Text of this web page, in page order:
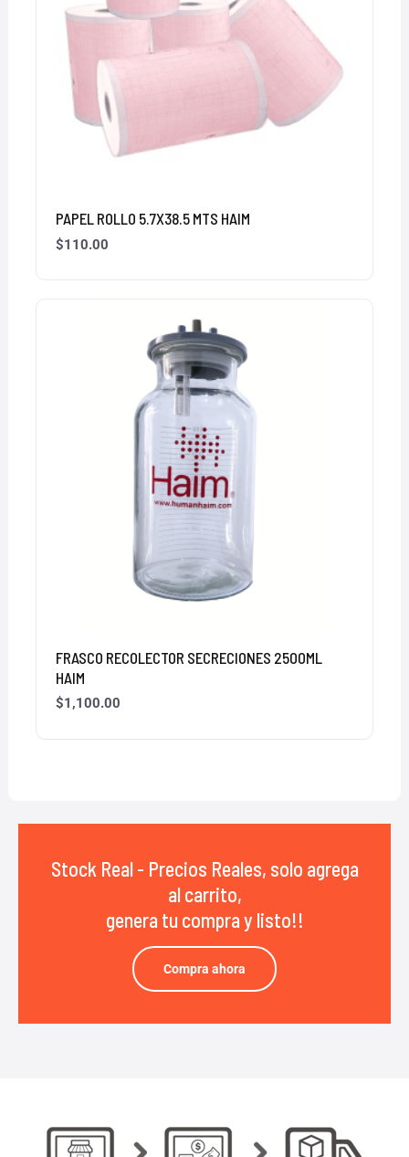
PAPEL ROLLO 5.7X38.5 MTS HAIM
$110.00
FRASCO RECOLECTOR SECRECIONES 2500ML
HAIM
$1,100.00
Stock Real - Precios Reales, solo agrega
al carrito,
genera tu compra y listo!!
Compra ahora